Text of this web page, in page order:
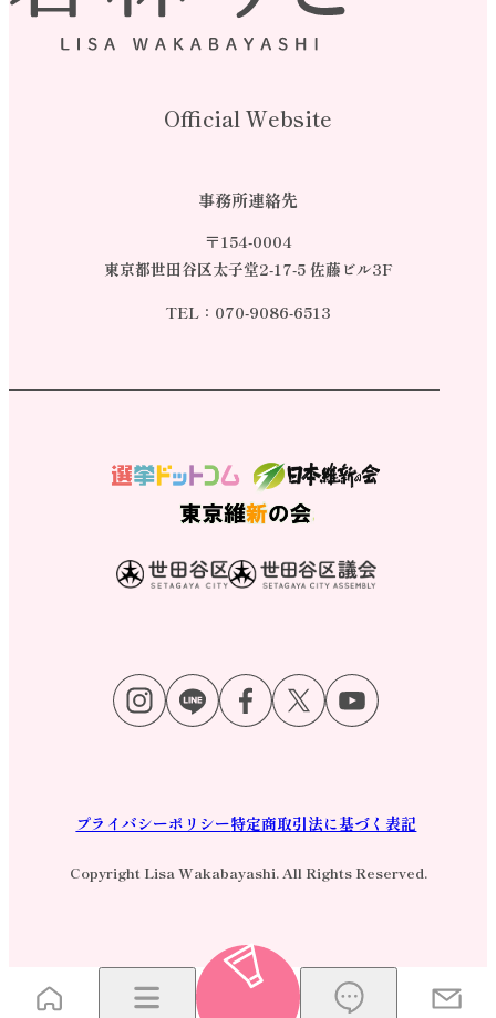
Official Website
事務所連絡先
〒154-0004
東京都世田谷区太子堂2-17-5 佐藤ビル3F
TEL： 070-9086-6513
プライバシーポリシー特定商取引法に基づく表記
Copyright Lisa Wakabayashi. All Rights Reserved.